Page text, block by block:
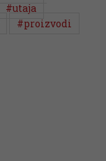
#utaja
#proizvodi